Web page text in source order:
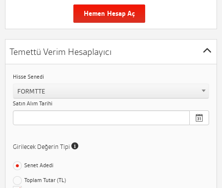
Hemen Hesap Aç
Temettü Verim Hesaplayıcı
Hisse Senedi
FORMTTE
Satın Alım Tarihi
Girilecek Değerin Tipi
Senet Adedi
Toplam Tutar (TL)